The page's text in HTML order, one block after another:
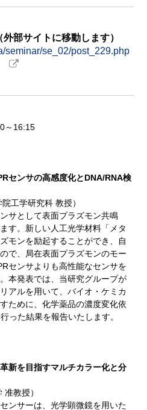
部サイトに移動します）
seminar/se_02/post_229.php
～16:15
センサの高感度化とDNA/RNA検
工学研究科 教授）
サとして表面プラズモン共鳴
す。新しい人工光学材料「メタ
モンを励起することができ、自
で、局在表面プラズモンのモー
センサよりも高性能なセンサを
本発表では、当研究グループが
アルを用いて、バイオ・ケミカ
ために、化学薬品の濃度変化依
った結果を報告いたします。
新を目指すマルチカラー化と分
教授）
ンサーは、光学顕微鏡を用いた